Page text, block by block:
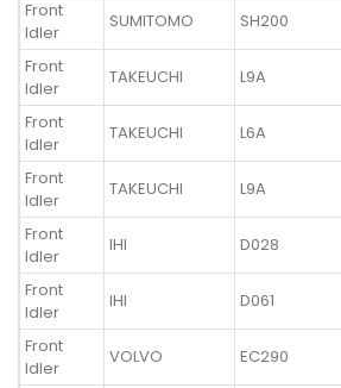
Front
Idler
SUMITOMO SH200
Front
Idler
TAKEUCHI L9A
Front
Idler
TAKEUCHI L6A
Front
Idler
TAKEUCHI L9A
Front
Idler
IHI D028
Front
Idler
IHI D061
Front
Idler
VOLVO EC290